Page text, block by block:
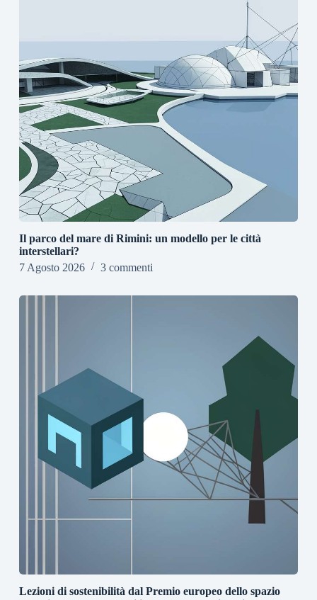
Il parco del mare di Rimini: un modello per le città
interstellari?
7 Agosto 2026
3 commenti
Lezioni di sostenibilità dal Premio europeo dello spazio